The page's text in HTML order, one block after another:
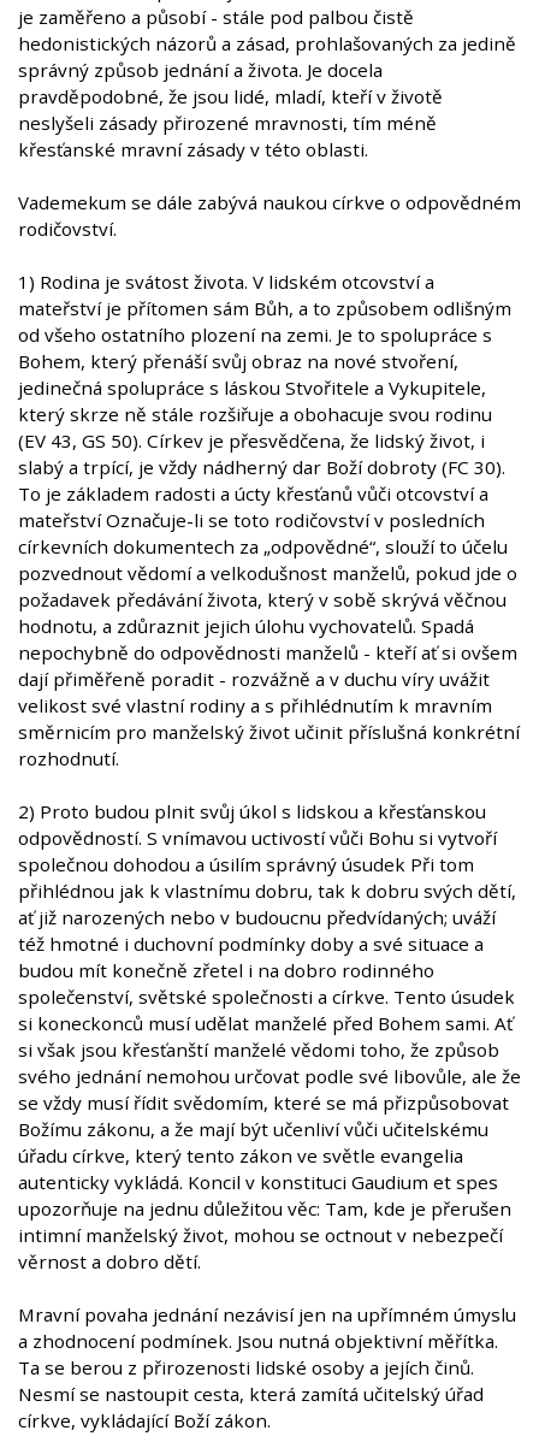
je zaměřeno a působí - stále pod palbou čistě
hedonistických názorů a zásad, prohlašovaných za jedině
správný způsob jednání a života. Je docela
pravděpodobné, že jsou lidé, mladí, kteří v životě
neslyšeli zásady přirozené mravnosti, tím méně
křesťanské mravní zásady v této oblasti.
Vademekum se dále zabývá naukou církve o odpovědném
rodičovství.
1) Rodina je svátost života. V lidském otcovství a
mateřství je přítomen sám Bůh, a to způsobem odlišným
od všeho ostatního plození na zemi. Je to spolupráce s
Bohem, který přenáší svůj obraz na nové stvoření,
jedinečná spolupráce s láskou Stvořitele a Vykupitele,
který skrze ně stále rozšiřuje a obohacuje svou rodinu
(EV 43, GS 50). Církev je přesvědčena, že lidský život, i
slabý a trpící, je vždy nádherný dar Boží dobroty (FC 30).
To je základem radosti a úcty křesťanů vůči otcovství a
mateřství Označuje-li se toto rodičovství v posledních
církevních dokumentech za „odpovědné“, slouží to účelu
pozvednout vědomí a velkodušnost manželů, pokud jde o
požadavek předávání života, který v sobě skrývá věčnou
hodnotu, a zdůraznit jejich úlohu vychovatelů. Spadá
nepochybně do odpovědnosti manželů - kteří ať si ovšem
dají přiměřeně poradit - rozvážně a v duchu víry uvážit
velikost své vlastní rodiny a s přihlédnutím k mravním
směrnicím pro manželský život učinit příslušná konkrétní
rozhodnutí.
2) Proto budou plnit svůj úkol s lidskou a křesťanskou
odpovědností. S vnímavou uctivostí vůči Bohu si vytvoří
společnou dohodou a úsilím správný úsudek Při tom
přihlédnou jak k vlastnímu dobru, tak k dobru svých dětí,
ať již narozených nebo v budoucnu předvídaných; uváží
též hmotné i duchovní podmínky doby a své situace a
budou mít konečně zřetel i na dobro rodinného
společenství, světské společnosti a církve. Tento úsudek
si koneckonců musí udělat manželé před Bohem sami. Ať
si však jsou křesťanští manželé vědomi toho, že způsob
svého jednání nemohou určovat podle své libovůle, ale že
se vždy musí řídit svědomím, které se má přizpůsobovat
Božímu zákonu, a že mají být učenliví vůči učitelskému
úřadu církve, který tento zákon ve světle evangelia
autenticky vykládá. Koncil v konstituci Gaudium et spes
upozorňuje na jednu důležitou věc: Tam, kde je přerušen
intimní manželský život, mohou se octnout v nebezpečí
věrnost a dobro dětí.
Mravní povaha jednání nezávisí jen na upřímném úmyslu
a zhodnocení podmínek. Jsou nutná objektivní měřítka.
Ta se berou z přirozenosti lidské osoby a jejích činů.
Nesmí se nastoupit cesta, která zamítá učitelský úřad
církve, vykládající Boží zákon.